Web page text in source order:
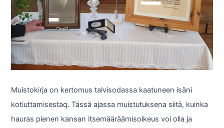
Muistokirja on kertomus talvisodassa kaatuneen isäni
kotiuttamisestaq. Tässä ajassa muistutuksena siitä, kuinka
hauras pienen kansan itsemääräämisoikeus voi olla ja